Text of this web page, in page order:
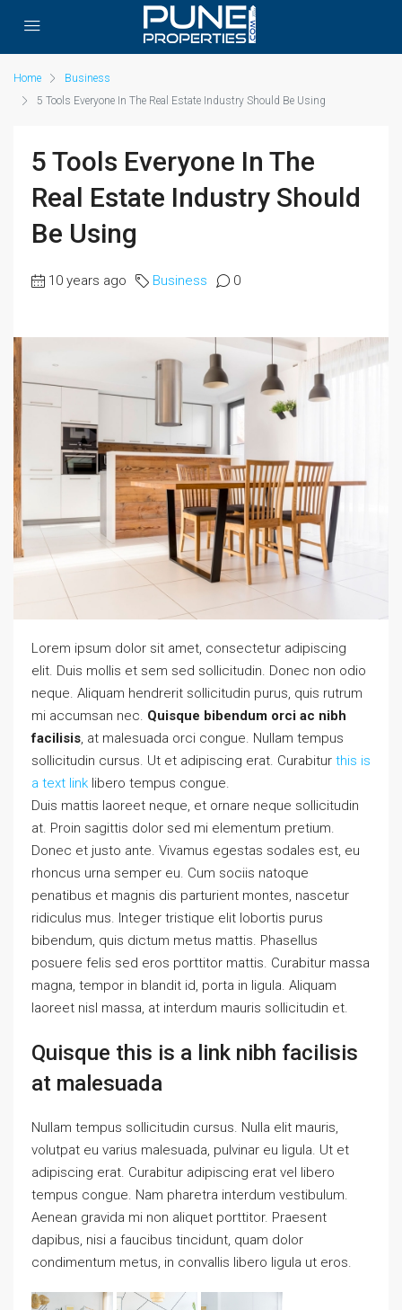
Home
Business
5 Tools Everyone In The Real Estate Industry Should Be Using
5 Tools Everyone In The
Real Estate Industry Should
Be Using
10 years ago Business 0
Lorem ipsum dolor sit amet, consectetur adipiscing
elit. Duis mollis et sem sed sollicitudin. Donec non odio
neque. Aliquam hendrerit sollicitudin purus, quis rutrum
mi accumsan nec. Quisque bibendum orci ac nibh
facilisis , at malesuada orci congue. Nullam tempus
sollicitudin cursus. Ut et adipiscing erat. Curabitur this is
a text link libero tempus congue.
Duis mattis laoreet neque, et ornare neque sollicitudin
at. Proin sagittis dolor sed mi elementum pretium.
Donec et justo ante. Vivamus egestas sodales est, eu
rhoncus urna semper eu. Cum sociis natoque
penatibus et magnis dis parturient montes, nascetur
ridiculus mus. Integer tristique elit lobortis purus
bibendum, quis dictum metus mattis. Phasellus
posuere felis sed eros porttitor mattis. Curabitur massa
magna, tempor in blandit id, porta in ligula. Aliquam
laoreet nisl massa, at interdum mauris sollicitudin et.
Quisque this is a link nibh facilisis
at malesuada
Nullam tempus sollicitudin cursus. Nulla elit mauris,
volutpat eu varius malesuada, pulvinar eu ligula. Ut et
adipiscing erat. Curabitur adipiscing erat vel libero
tempus congue. Nam pharetra interdum vestibulum.
Aenean gravida mi non aliquet porttitor. Praesent
dapibus, nisi a faucibus tincidunt, quam dolor
condimentum metus, in convallis libero ligula ut eros.